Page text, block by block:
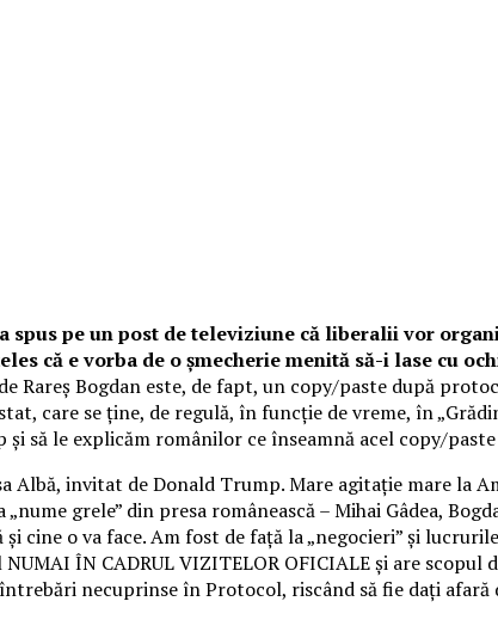
spus pe un post de televiziune că liberalii vor
că e vorba de o șmecherie menită să-i lase cu
Rareș Bogdan este, de fapt, un copy/paste după
care se ține, de regulă, în funcție de vreme, în
să le explicăm românilor ce înseamnă acel copy/
Albă, invitat de Donald Trump. Mare agitație mare la
grele” din presa românească – Mihai Gâdea,
cine o va face. Am fost de față la „negocieri” și
ÎN CADRUL VIZITELOR OFICIALE și are
necuprinse în Protocol, riscând să fie dați